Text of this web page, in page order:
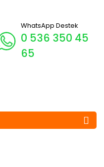
WhatsApp Destek
0 536 350 45
65